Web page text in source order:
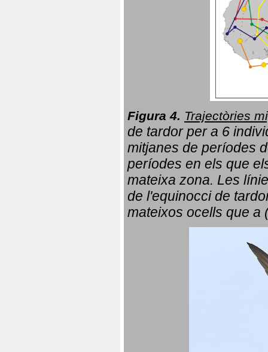
Figura 4. Trajectòries
de tardor per a 6
mitjanes de períodes
períodes en els que
mateixa zona. Les
de l'equinocci de
mateixos ocells que a